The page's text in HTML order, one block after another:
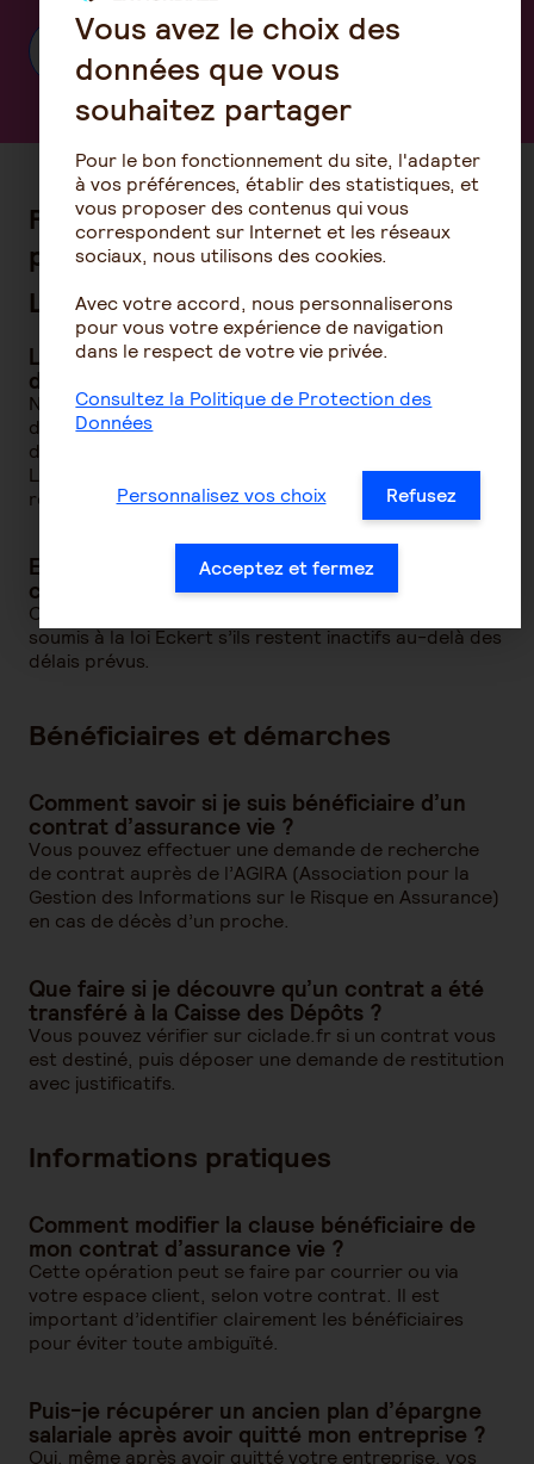
FAQ - Loi Eckert: vos questions les
plus fréquentes
Législation et périmètre
La loi Eckert s’applique-t-elle aux assurances
décès ?
Non, la loi Eckert concerne uniquement les contrats
d’assurance vie, comptes bancaires inactifs et
dispositifs d’épargne (comme le PEE ou le PERCOL).
Les assurances décès, quant à elles, obéissent à des
règles spécifiques.
Est-ce que les contrats de capitalisation sont
concernés ?
Oui, les contrats de capitalisation peuvent être
soumis à la loi Eckert s’ils restent inactifs au-delà des
délais prévus.
Bénéficiaires et démarches
Comment savoir si je suis bénéficiaire d’un
contrat d’assurance vie ?
Vous pouvez effectuer une demande de recherche
de contrat auprès de l’AGIRA (Association pour la
Gestion des Informations sur le Risque en Assurance)
en cas de décès d’un proche.
Que faire si je découvre qu’un contrat a été
transféré à la Caisse des Dépôts ?
Vous pouvez vérifier sur ciclade.fr si un contrat vous
est destiné, puis déposer une demande de restitution
avec justificatifs.
Informations pratiques
Comment modifier la clause bénéficiaire de
mon contrat d’assurance vie ?
Cette opération peut se faire par courrier ou via
votre espace client, selon votre contrat. Il est
important d’identifier clairement les bénéficiaires
pour éviter toute ambiguïté.
Puis-je récupérer un ancien plan d’épargne
salariale après avoir quitté mon entreprise ?
Oui, même après avoir quitté votre entreprise, vos
Vous avez le choix des
données que vous
souhaitez partager
Pour le bon fonctionnement du site, l'adapter
à vos préférences, établir des statistiques, et
vous proposer des contenus qui vous
correspondent sur Internet et les réseaux
sociaux, nous utilisons des cookies.
Avec votre accord, nous personnaliserons
pour vous votre expérience de navigation
dans le respect de votre vie privée.
Consultez la Politique de Protection des
Données
Personnalisez vos choix Refusez
Acceptez et fermez